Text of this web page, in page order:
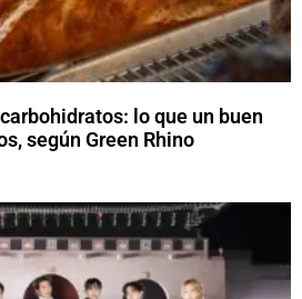
lo que un buen
según Green Rhino